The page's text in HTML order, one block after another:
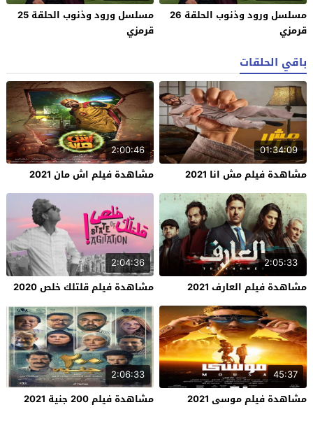
مسلسل ورود وذنوب الحلقة 26
قرمزي
مسلسل ورود وذنوب الحلقة 25
قرمزي
باقي الحلقات
01:34:09
مشاهدة فيلم مش انا 2021
2:00:46
مشاهدة فيلم اش مان 2021
2:05:33
مشاهدة فيلم العارف 2021
2:04:36
مشاهدة فيلم قلتلك خلص 2020
45:37
مشاهدة فيلم موسى 2021
2:06:33
مشاهدة فيلم 200 جنية 2021